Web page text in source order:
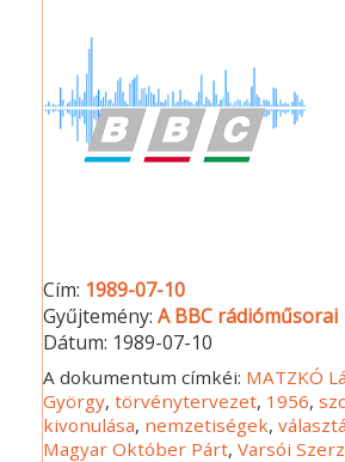
Cím: 1989-07-10
Gyűjtemény:A BBC rádióműsorai
Dátum: 1989-07-10
A dokumentum címkéi: MATZKÓ
György,törvénytervezet, 1956,
kivonulása, nemzetiségek,
Magyar Október Párt,Varsói